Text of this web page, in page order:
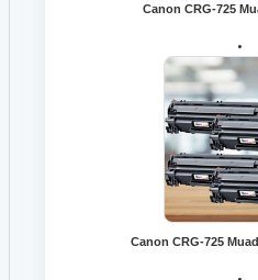
Canon CRG-725
Canon CRG-725